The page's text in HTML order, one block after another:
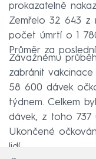
prokazatelně
Zemřelo 32 643 z
počet úmrtí o 1
Průměr za
Závažnému
zabránit
58 600 dávek
týdnem. Celkem
dávek, z toho 737
Ukončené
lidí.